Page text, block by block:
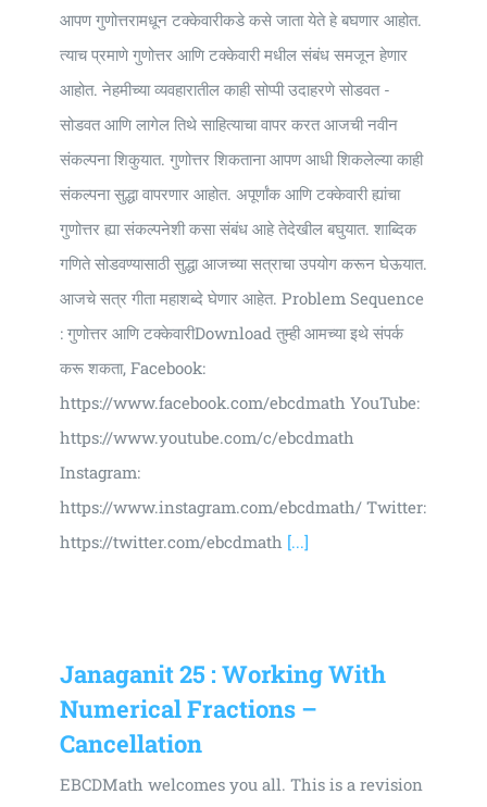
आपण गुणोत्तरामधून टक्केवारीकडे कसे जाता येते हे बघणार आहोत.
त्याच प्रमाणे गुणोत्तर आणि टक्केवारी मधील संबंध समजून हेणार
आहोत. नेहमीच्या व्यवहारातील काही सोप्पी उदाहरणे सोडवत -
सोडवत आणि लागेल तिथे साहित्याचा वापर करत आजची नवीन
संकल्पना शिकुयात. गुणोत्तर शिकताना आपण आधी शिकलेल्या काही
संकल्पना सुद्धा वापरणार आहोत. अपूर्णांक आणि टक्केवारी ह्यांचा
गुणोत्तर ह्या संकल्पनेशी कसा संबंध आहे तेदेखील बघुयात. शाब्दिक
गणिते सोडवण्यासाठी सुद्धा आजच्या सत्राचा उपयोग करून घेऊयात.
आजचे सत्र गीता महाशब्दे घेणार आहेत. Problem Sequence
: गुणोत्तर आणि टक्केवारीDownload तुम्ही आमच्या इथे संपर्क
करू शकता, Facebook:
https://www.facebook.com/ebcdmath YouTube:
https://www.youtube.com/c/ebcdmath
Instagram:
https://www.instagram.com/ebcdmath/ Twitter:
https://twitter.com/ebcdmath [...]
Janaganit 25 : Working With
Numerical Fractions –
Cancellation
EBCDMath welcomes you all. This is a revision